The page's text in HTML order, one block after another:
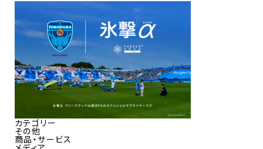
カテゴリー
その他
商品・サービス